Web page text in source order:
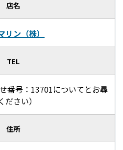
店名
リン（株）
TEL
番号：13701についてとお尋
ださい）
住所